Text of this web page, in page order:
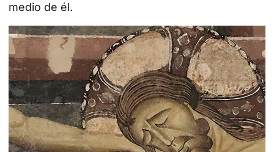
medio de él.